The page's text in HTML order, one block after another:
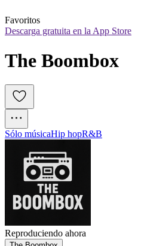
Favoritos
Descarga gratuita en la App Store
The Boombox
Sólo músicaHip hopR&B
Reproduciendo ahora